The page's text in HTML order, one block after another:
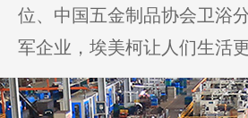
位、中国五金制品协会卫浴
军企业，埃美柯让人们生活更